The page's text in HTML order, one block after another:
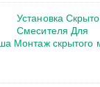
Установка
Смесителя Для
Монтаж скрытого